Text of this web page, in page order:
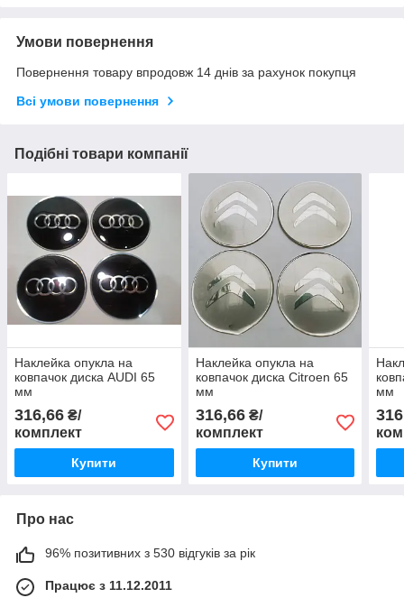
Умови повернення
Повернення товару впродовж 14 днів за рахунок покупця
Всі умови повернення
Подібні товари компанії
Наклейка опукла на
ковпачок диска AUDI 65
мм
316,66 ₴/
комплект
Купити
Наклейка опукла на
ковпачок диска Citroen 65
мм
316,66₴/
комплект
Купити
мм
Про нас
96% позитивних з 530 відгуків за рік
Працює з 11.12.2011